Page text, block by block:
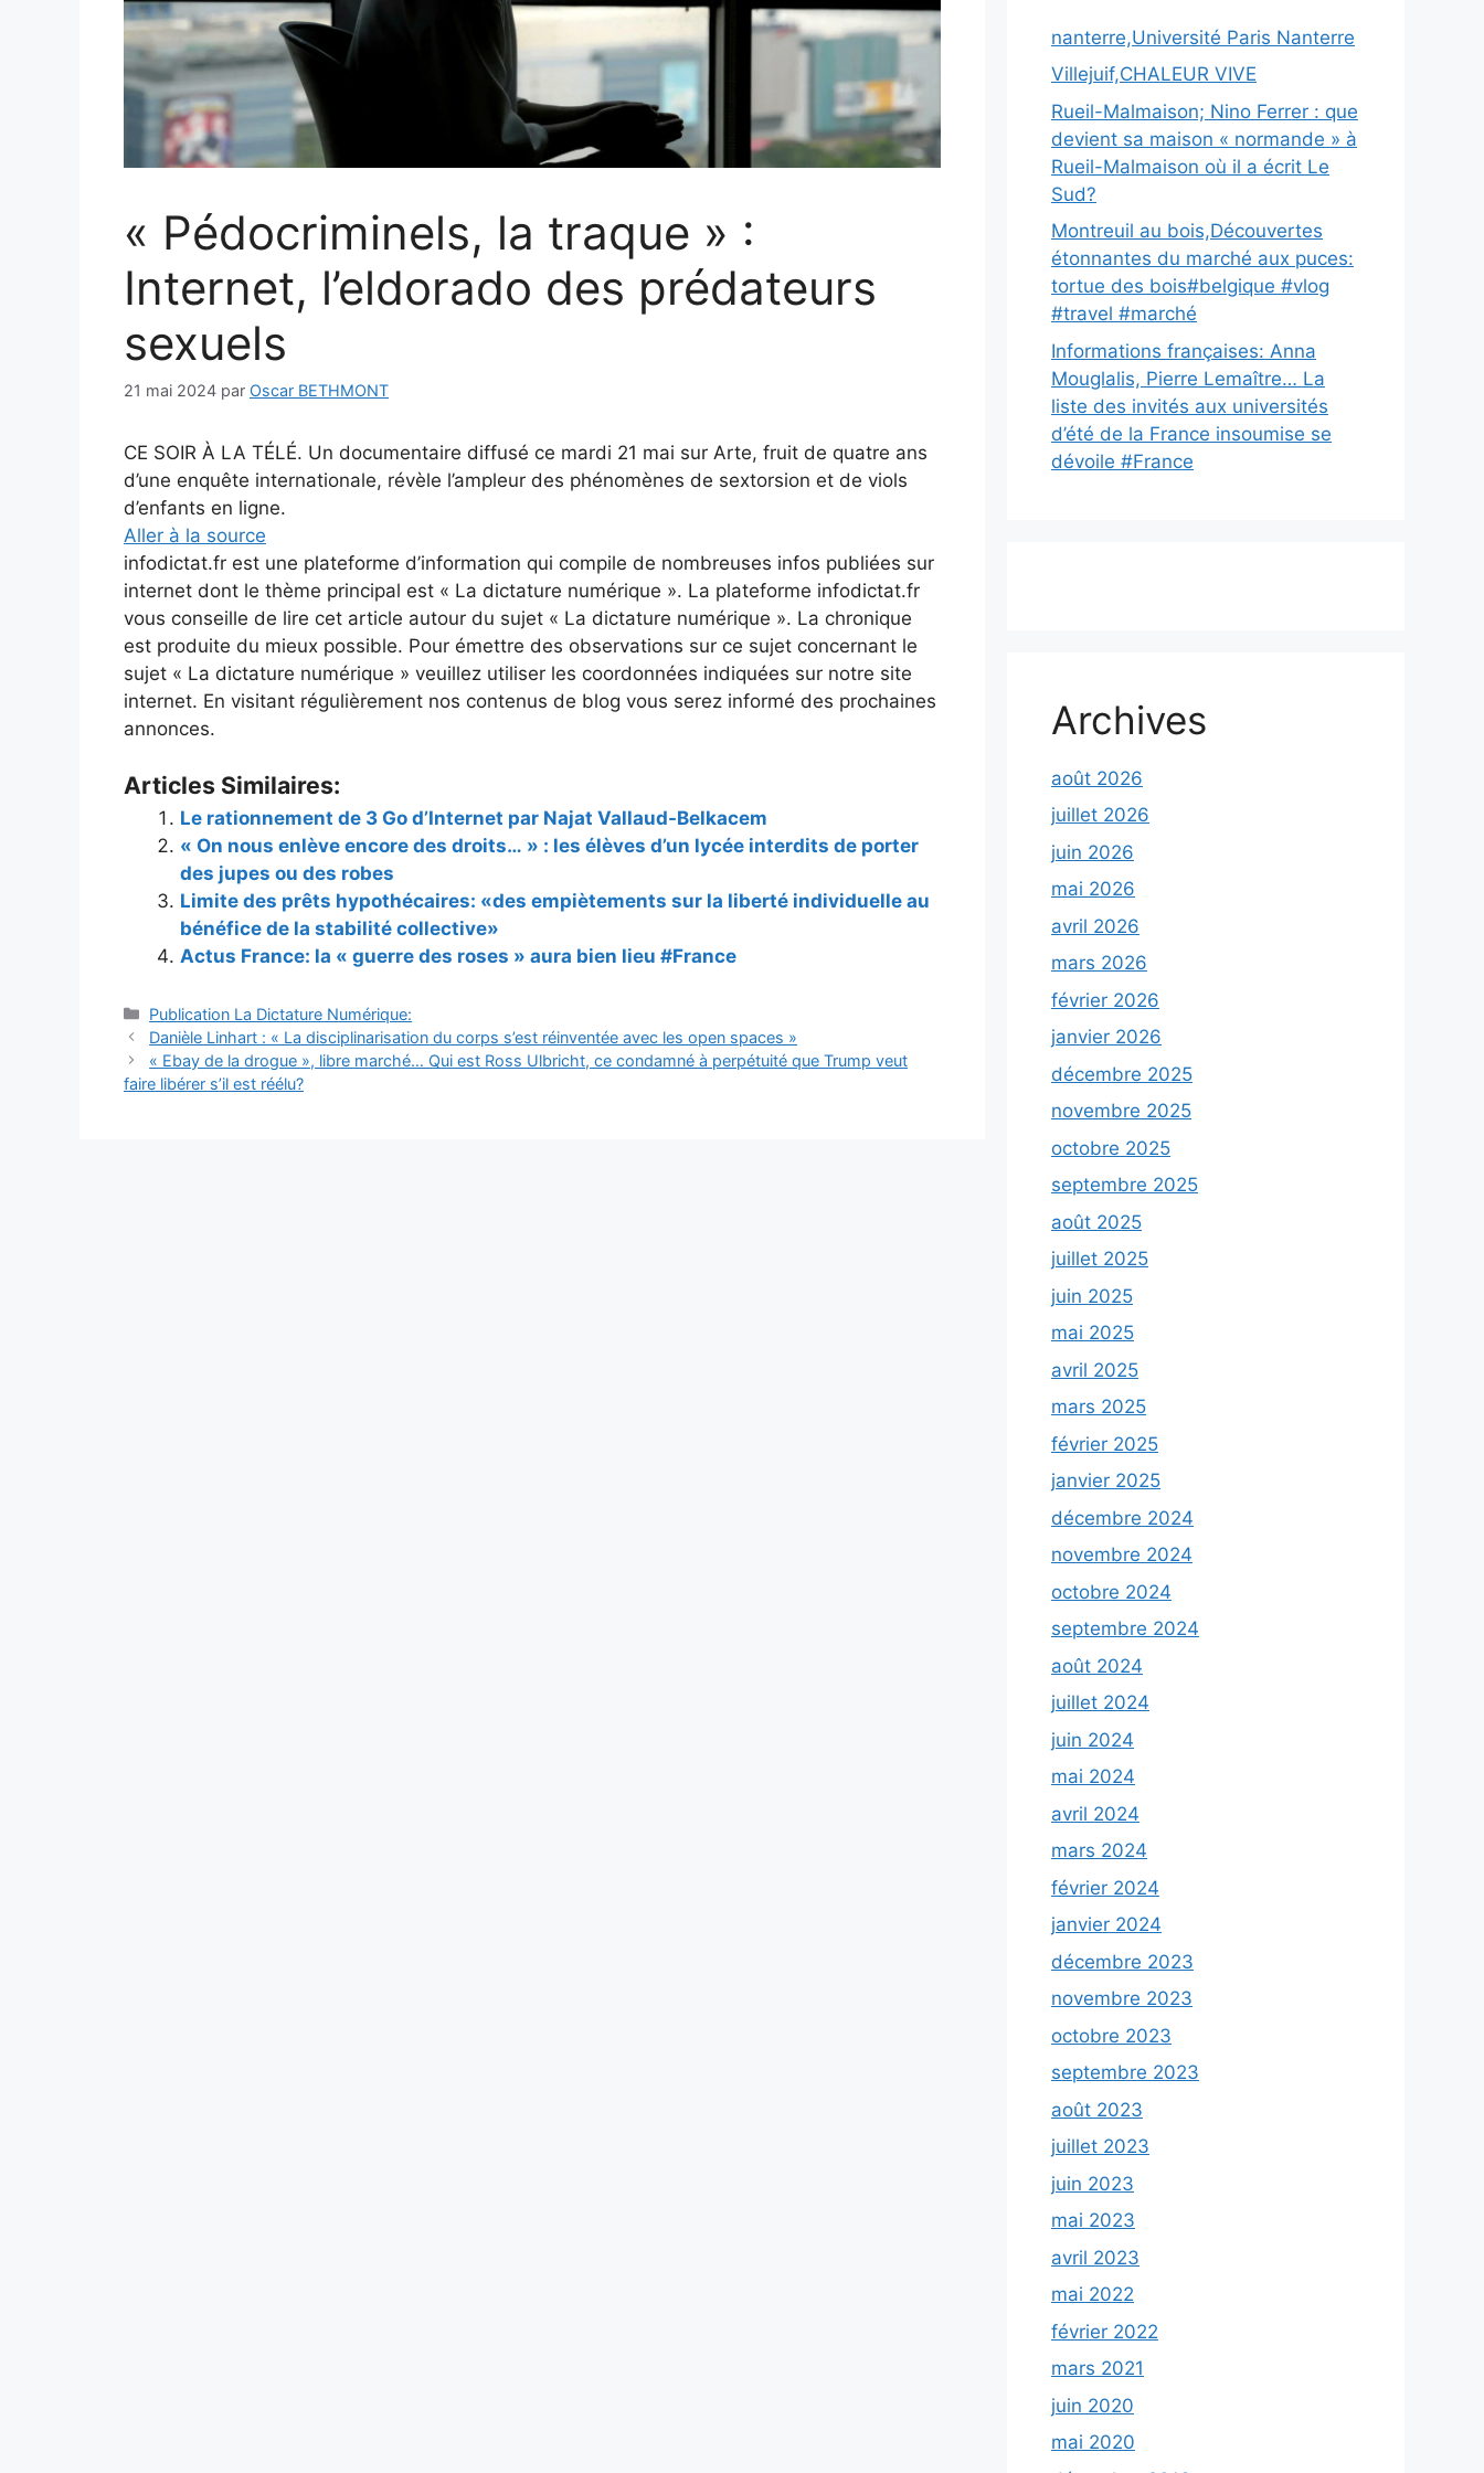
« Pédocriminels, la traque » :
Internet, l’eldorado des prédateurs
sexuels
21 mai 2024 par Oscar BETHMONT
CE SOIR À LA TÉLÉ. Un documentaire diffusé ce mardi 21 mai sur Arte, fruit de quatre ans
d’une enquête internationale, révèle l’ampleur des phénomènes de sextorsion et de viols
d’enfants en ligne.
Aller à la source
infodictat.fr est une plateforme d’information qui compile de nombreuses infos publiées sur
internet dont le thème principal est « La dictature numérique ». La plateforme infodictat.fr
vous conseille de lire cet article autour du sujet « La dictature numérique ». La chronique
est produite du mieux possible. Pour émettre des observations sur ce sujet concernant le
sujet « La dictature numérique » veuillez utiliser les coordonnées indiquées sur notre site
internet. En visitant régulièrement nos contenus de blog vous serez informé des prochaines
annonces.
Articles Similaires:
Le rationnement de 3 Go d’Internet par Najat Vallaud-Belkacem
« On nous enlève encore des droits… » : les élèves d’un lycée interdits de porter
des jupes ou des robes
Limite des prêts hypothécaires: «des empiètements sur la liberté individuelle au
bénéfice de la stabilité collective»
Actus France: la « guerre des roses » aura bien lieu #France
Catégories
Publication La Dictature Numérique:
Danièle Linhart : « La disciplinarisation du corps s’est réinventée avec les open spaces »
« Ebay de la drogue », libre marché… Qui est Ross Ulbricht, ce condamné à perpétuité que Trump veut
faire libérer s’il est réélu?
nanterre,Université Paris Nanterre
Villejuif,CHALEUR VIVE
Rueil-Malmaison; Nino Ferrer : que
devient sa maison « normande » à
Rueil-Malmaison où il a écrit Le
Sud?
Montreuil au bois,Découvertes
étonnantes du marché aux puces:
tortue des bois#belgique #vlog
#travel #marché
Informations françaises: Anna
Mouglalis, Pierre Lemaître… La
liste des invités aux universités
d’été de la France insoumise se
dévoile #France
Archives
août 2026
juillet 2026
juin 2026
mai 2026
avril 2026
mars 2026
février 2026
janvier 2026
décembre 2025
novembre 2025
octobre 2025
septembre 2025
août 2025
juillet 2025
juin 2025
mai 2025
avril 2025
mars 2025
février 2025
janvier 2025
décembre 2024
novembre 2024
octobre 2024
septembre 2024
août 2024
juillet 2024
juin 2024
mai 2024
avril 2024
mars 2024
février 2024
janvier 2024
décembre 2023
novembre 2023
octobre 2023
septembre 2023
août 2023
juillet 2023
juin 2023
mai 2023
avril 2023
mai 2022
février 2022
mars 2021
juin 2020
mai 2020